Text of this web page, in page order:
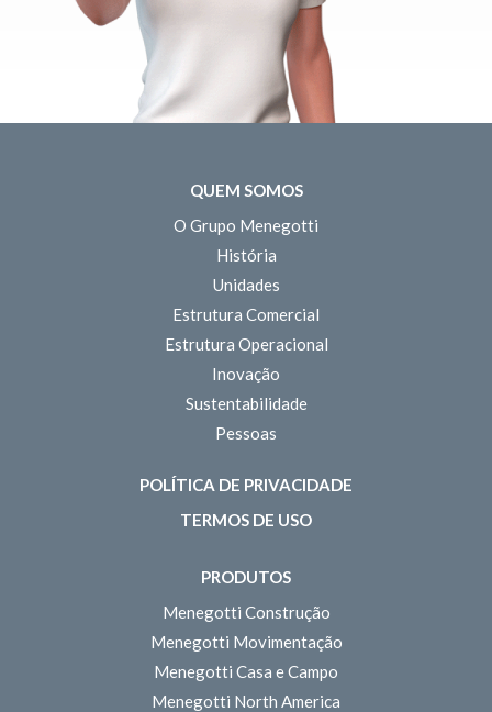
QUEM SOMOS
O Grupo Menegotti
História
Unidades
Estrutura Comercial
Estrutura Operacional
Inovação
Sustentabilidade
Pessoas
POLÍTICA DE PRIVACIDADE
TERMOS DE USO
PRODUTOS
Menegotti Construção
Menegotti Movimentação
Menegotti Casa e Campo
Menegotti North America